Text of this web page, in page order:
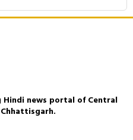
news portal of Central